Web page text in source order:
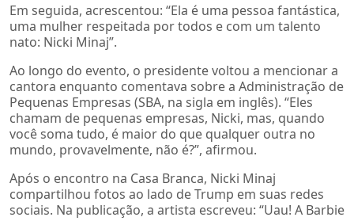
Em seguida, acrescentou: “Ela é uma pessoa fantástica,
uma mulher respeitada por todos e com um talento
nato: Nicki Minaj”.
Ao longo do evento, o presidente voltou a mencionar a
cantora enquanto comentava sobre a Administração de
Pequenas Empresas (SBA, na sigla em inglês). “Eles
chamam de pequenas empresas, Nicki, mas, quando
você soma tudo, é maior do que qualquer outra no
mundo, provavelmente, não é?”, afirmou.
Após o encontro na Casa Branca, Nicki Minaj
compartilhou fotos ao lado de Trump em suas redes
sociais. Na publicação, a artista escreveu: “Uau! A Barbie